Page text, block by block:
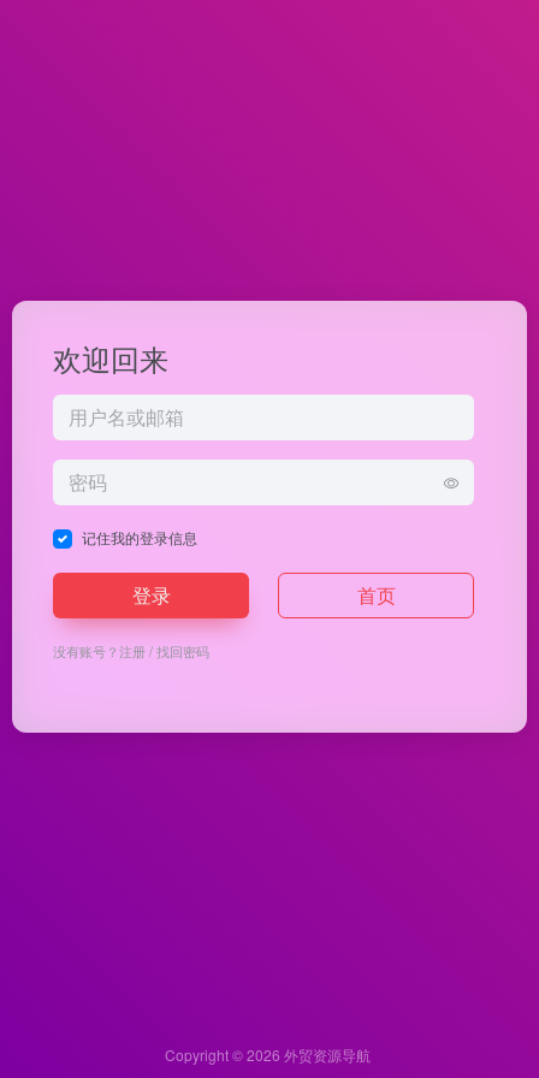
欢迎回来
记住我的登录信息
登录 首页
没有账号？注册/找回密码
Copyright © 2026 外贸资源导航